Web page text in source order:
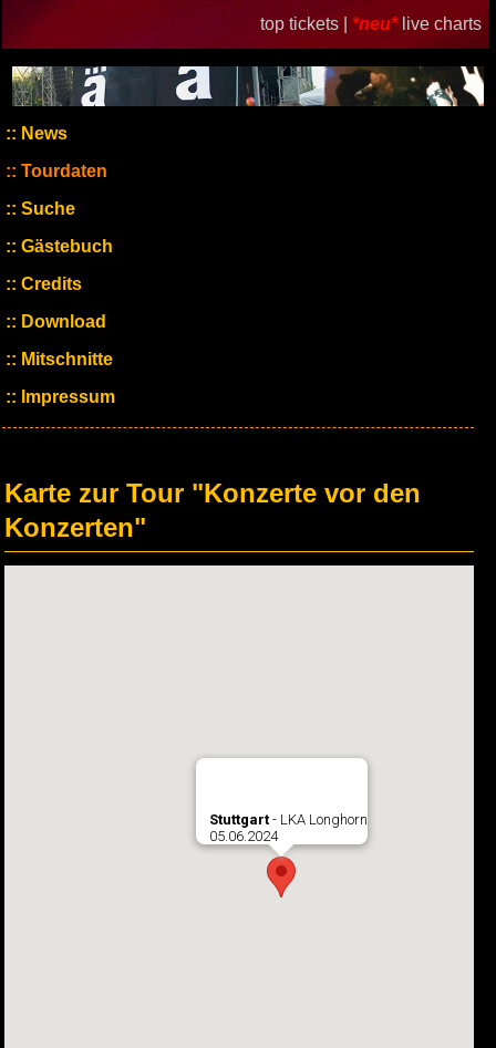
top tickets | *neu* live charts
News
Tourdaten
Suche
Gästebuch
Credits
Download
Mitschnitte
Impressum
Karte zur Tour "Konzerte vor den
Konzerten"
Stuttgart- LKA Longhorn
05.06.2024